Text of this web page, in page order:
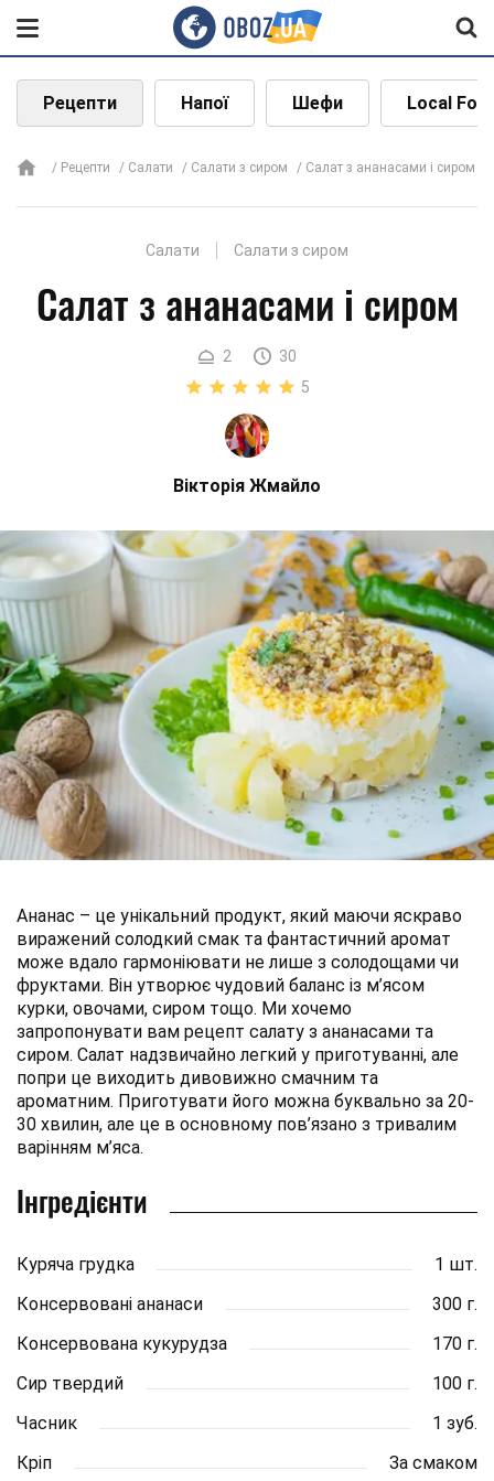
Рецепти Напої Шефи Local
Рецепти Салати Салати з сиром Салат з ананасами і сиром
Салати Салати з сиром
Салат з ананасами і сиром
2
30
5
Вікторія Жмайло
Ананас – це унікальний продукт, який маючи яскраво
виражений солодкий смак та фантастичний аромат
може вдало гармоніювати не лише з солодощами чи
фруктами. Він утворює чудовий баланс із м’ясом
курки, овочами, сиром тощо. Ми хочемо
запропонувати вам рецепт салату з ананасами та
сиром. Салат надзвичайно легкий у приготуванні, але
попри це виходить дивовижно смачним та
ароматним. Приготувати його можна буквально за 20-
30 хвилин, але це в основному пов’язано з тривалим
варінням м’яса.
Інгредієнти
Куряча грудка
1 шт.
Консервовані ананаси
300 г.
Консервована кукурудза
170 г.
Сир твердий
100 г.
Часник
1 зуб.
Кріп
За смаком